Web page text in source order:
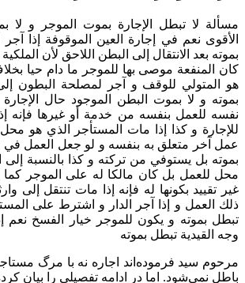
مسألة لا تبطل الإجارة بموت الموجر و لا
الأقوى‌ نعم في إجارة العين الموقوفة إذا
بموته بعد الانتقال إلى البطن اللاحق لأن
كان المنفعة موصى بها للموجر ما دام حيا
هو المتولي للوقف و آجر لمصلحة البطون
بموته و لا بموت البطن الموجود حال
نفسه‌ للعمل بنفسه من خدمة أو غيرها فإنه
للإجارة و كذا إذا مات المستأجر الذي هو
عمل آخر متعلق به بنفسه و لو جعل العمل في
بموته بل يستوفي من تركته و كذا بالنسبة إلى
محل للعمل بل كان مالكا له على الموجر كما
غير تقييد بكونها له فإنه إذا مات تنتقل إلى
ذلك العمل و إذا آجر الدار و اشترط على
تبطل بموته و يكون للموجر خيار الفسخ نعم
وجه القيدية تبطل بموته‌
مرحوم سید فرموده‌اند اجاره نه با مرگ
باطل نمی‌شود. اما در ادامه تفصیلی را بیان